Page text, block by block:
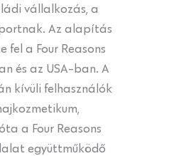
vállalkozás, a
Az alapítás
fel a Four Reasons
és az USA-ban. A
kívüli felhasználók
a Four Reasons
együttműködő